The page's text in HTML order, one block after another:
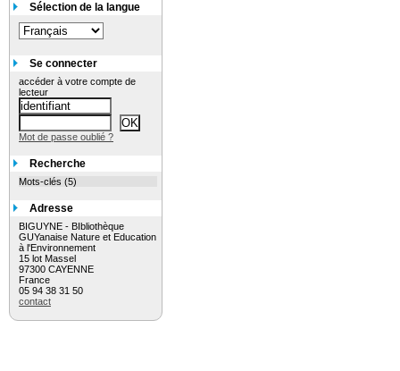
Sélection de la langue
Se connecter
accéder à votre compte de
lecteur
Mot de passe oublié ?
Recherche
Mots-clés (5)
Adresse
BIGUYNE - BIbliothèque
GUYanaise Nature et Education
à l'Environnement
15 lot Massel
97300 CAYENNE
France
05 94 38 31 50
contact